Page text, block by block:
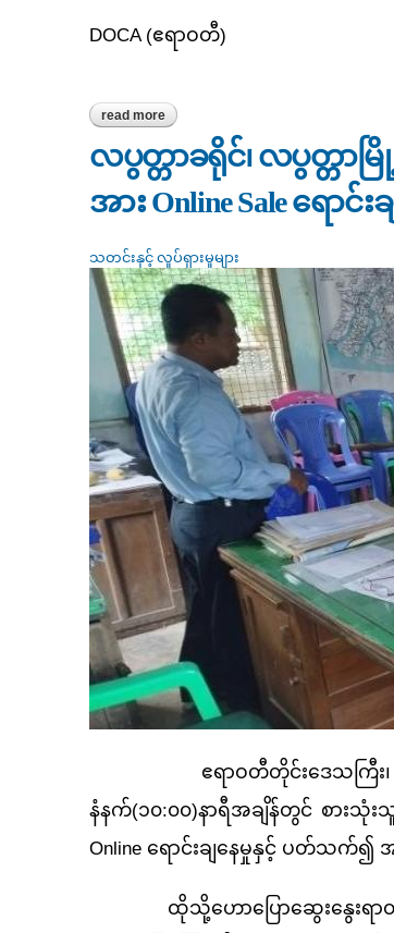
DOCA (ဧရာဝတီ)
read more about မြောင်းမြခရိုင်၊ မြောင်းမြမ
လပွတ္တာခရိုင်၊ လပွတ္တာ
အား Online Sale ရေ
သတင်းနှင့် လှုပ်ရှားမှုများ
ဧရာဝတီတိုင်းဒေသကြီး၊ စားသုံး
နံနက်(၁၀:၀၀)နာရီအချိန်တွင် စားသုံး
Online ရောင်းချနေမှုနှင့် ပတ်သက်
ထိုသို့ဟောပြောဆွေးနွေးရာတွင်